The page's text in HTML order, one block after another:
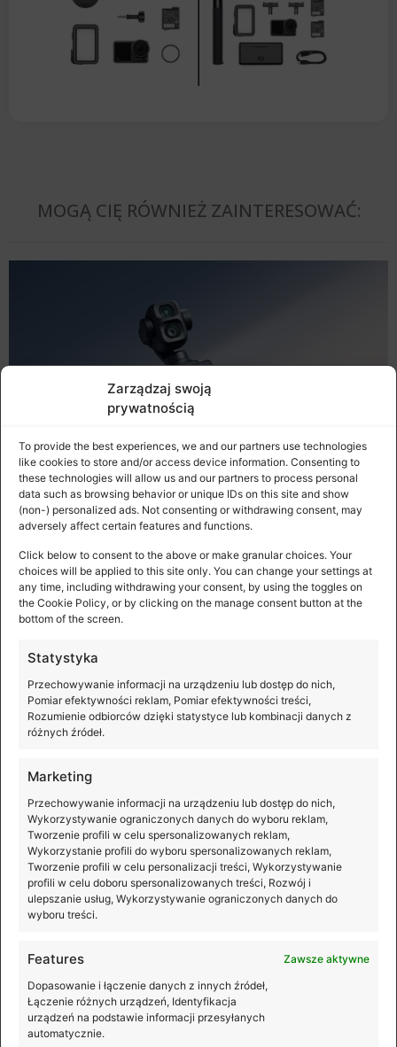
Zarządzaj swoją
prywatnością
To provide the best experiences, we and our partners use technologies
like cookies to store and/or access device information. Consenting to
these technologies will allow us and our partners to process personal
data such as browsing behavior or unique IDs on this site and show
(non-) personalized ads. Not consenting or withdrawing consent, may
adversely affect certain features and functions.
Click below to consent to the above or make granular choices. Your
choices will be applied to this site only. You can change your settings at
any time, including withdrawing your consent, by using the toggles on
the Cookie Policy, or by clicking on the manage consent button at the
bottom of the screen.
Statystyka
Przechowywanie informacji na urządzeniu lub dostęp do nich,
Pomiar efektywności reklam, Pomiar efektywności treści,
Rozumienie odbiorców dzięki statystyce lub kombinacji danych z
różnych źródeł.
Marketing
Przechowywanie informacji na urządzeniu lub dostęp do nich,
Wykorzystywanie ograniczonych danych do wyboru reklam,
Tworzenie profili w celu spersonalizowanych reklam,
Wykorzystanie profili do wyboru spersonalizowanych reklam,
Tworzenie profili w celu personalizacji treści, Wykorzystywanie
profili w celu doboru spersonalizowanych treści, Rozwój i
ulepszanie usług, Wykorzystywanie ograniczonych danych do
wyboru treści.
Features
Zawsze aktywne
Dopasowanie i łączenie danych z innych źródeł,
Łączenie różnych urządzeń, Identyfikacja
urządzeń na podstawie informacji przesyłanych
automatycznie.
MOGĄ CIĘ RÓWNIEŻ ZAINTERESOWAĆ:
Premiera DJI Osmo Pocket 4P
Szerokie kadry, efektowne portrety, dynamiczne ujęcia i
pełna swoboda tworzenia – wszystko to staje się
ma
Premiera DJI Mic Mini 2S
Lekki, kompaktowy i jeszcze lepiej przygotowany na
nieprzewidywalne warunki rejestrowania dźwięku. DJI